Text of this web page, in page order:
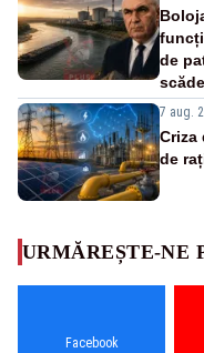
de
7 aug.
Criza
de
URMĂREȘTE-NE
Facebook